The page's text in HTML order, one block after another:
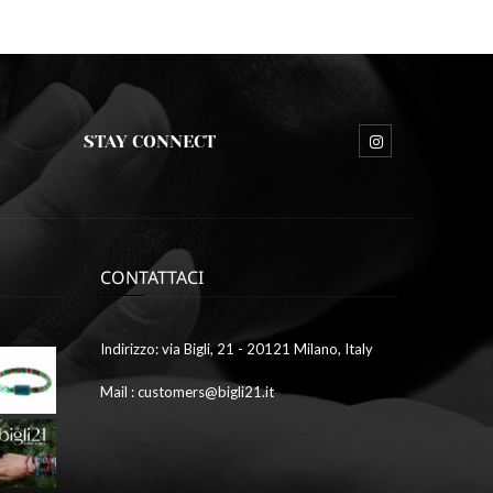
STAY CONNECT
9,
2023
galleria1
9,
2023
galleria7
CONTATTACI
Indirizzo: via Bigli, 21 - 20121 Milano, Italy
Mail : customers@bigli21.it